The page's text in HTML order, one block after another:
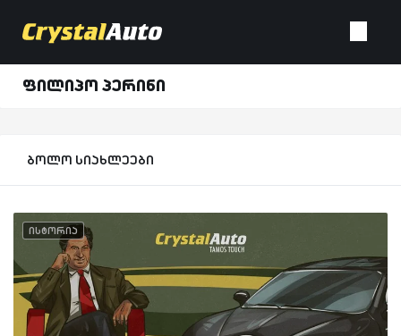
ფილიპო პერინი
ბოლო სიახლეები
ისტორია